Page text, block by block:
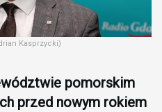
Kasprzycki)
pomorskim
przed nowym rokiem